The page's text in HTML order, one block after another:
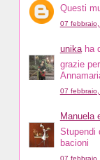
Questi
07
unikaha
grazie
07
Manuela
Stupendi
bacioni
07